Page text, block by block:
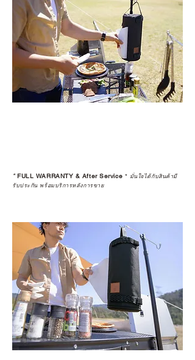
*FULL WARRANTY & After Service * มั่นใจได้กับสินค้ามี
รับประกัน พร้อมบริการหลังการขาย